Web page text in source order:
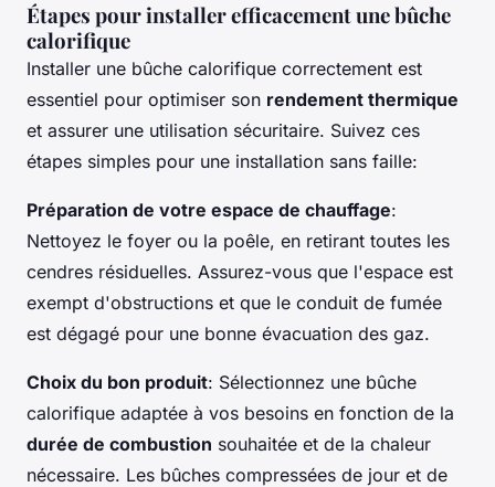
Étapes pour installer efficacement une bûche
calorifique
Installer une bûche calorifique correctement est
essentiel pour optimiser son rendement thermique
et assurer une utilisation sécuritaire. Suivez ces
étapes simples pour une installation sans faille:
Préparation de votre espace de chauffage:
Nettoyez le foyer ou la poêle, en retirant toutes les
cendres résiduelles. Assurez-vous que l'espace est
exempt d'obstructions et que le conduit de fumée
est dégagé pour une bonne évacuation des gaz.
Choix du bon produit: Sélectionnez une bûche
calorifique adaptée à vos besoins en fonction de la
durée de combustion souhaitée et de la chaleur
nécessaire. Les bûches compressées de jour et de